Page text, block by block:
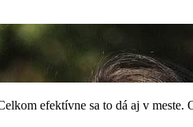
efektívne sa to dá aj v meste.